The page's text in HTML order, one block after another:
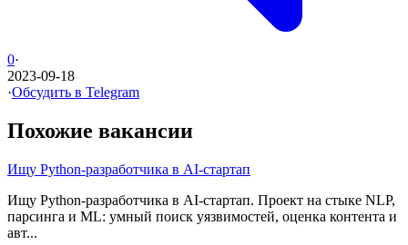
0·
2023-09-18
·Обсудить в Telegram
Похожие вакансии
Ищу Python-разработчика в AI-стартап
Ищу Python-разработчика в AI-стартап. Проект на стыке NLP,
парсинга и ML: умный поиск уязвимостей, оценка контента и
авт...